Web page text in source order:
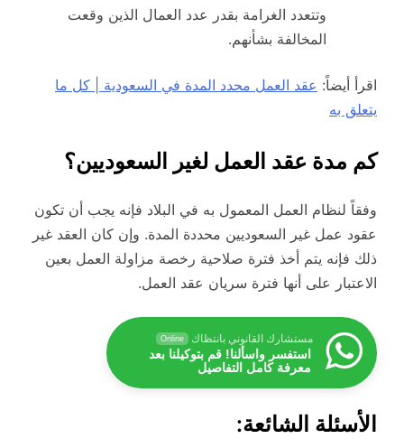
وتتعدد الغرامة بقدر عدد العمال الذين وقعت
المخالفة بشأنهم.
اقرأ أيضاً: عقد العمل محدد المدة في السعودية | كل ما
يتعلق به
كم مدة عقد العمل لغير السعوديين؟
وفقاً لنظام العمل المعمول به في البلاد فإنه يجب أن تكون
عقود عمل غير السعوديين محددة المدة. وإن كان العقد غير
ذلك فإنه يتم أخذ فترة صلاحية رخصة مزاولة العمل بعين
الاعتبار على أنها فترة سريان عقد العمل.
مستشارك القانوني بانتظاك Online
استفسر واسألنا! قم بتوكيلنا بعد
معرفة كامل التفاصيل
الأسئلة الشائعة: